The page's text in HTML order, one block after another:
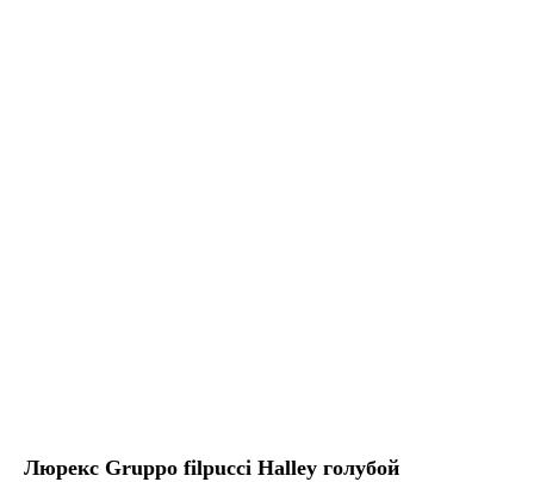
Люрекс Gruppo filpucci Halley голубой